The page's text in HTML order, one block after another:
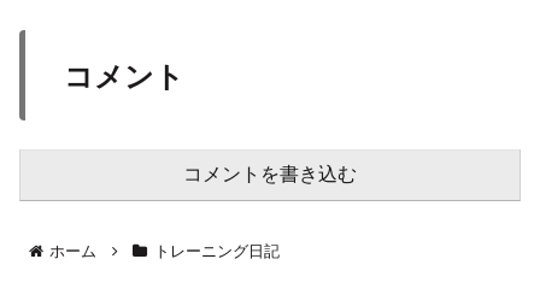
コメント
コメントを書き込む
ホーム トレーニング日記